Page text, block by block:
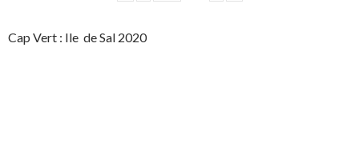
Cap Vert : Ile de Sal 2020